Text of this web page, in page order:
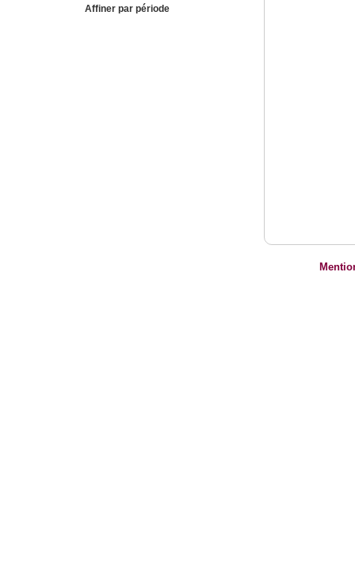
Affiner par période